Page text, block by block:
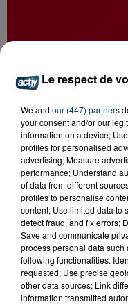
SAINT-ETIENNE :
UNE CHUTE DU 8E
Le respect de
We and our (447) partners
your consent and/or our
information on a device;
profiles for personalised
advertising; Measure
performance; Understand
of data from different
profiles to personalise
content; Use limited data to
detect fraud, and fix errors;
Save and communicate
process personal data
following functionalities:
requested; Use precise
other data sources; Link
information transmitted